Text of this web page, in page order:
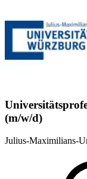
(m/w/d)
Julius-Maximilians-